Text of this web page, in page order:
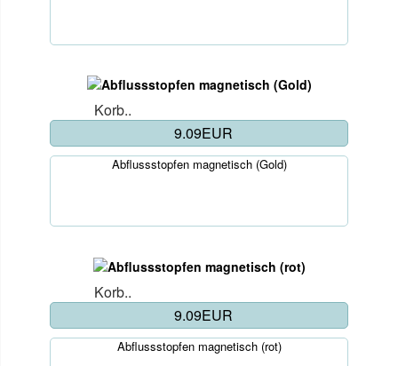
Korb..
9.09EUR
Abflussstopfen magnetisch (Gold)
Korb..
9.09EUR
Abflussstopfen magnetisch (rot)